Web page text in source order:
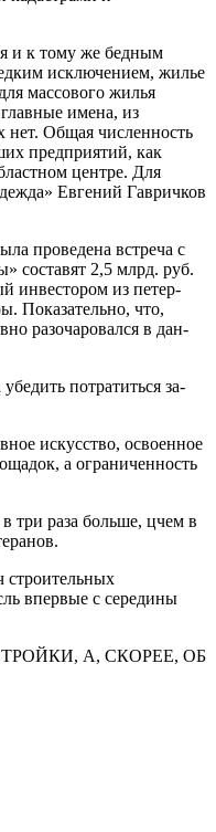
и к тому же бедным
исключением, жилье
массового жилья
имена, из
нет. Общая числен­ность
предприятий, как
центре. Для
Евгений Гавричков
проведена встреча с
составят 2,5 млрд. руб.
инвестором из петер­
Показательно, что,
разочаровался в дан­
потратиться за­
искусство, освоенное
а ограниченность
три раза больше, цчем в
строительных
впервые с середины
А, СКОРЕЕ, ОБ